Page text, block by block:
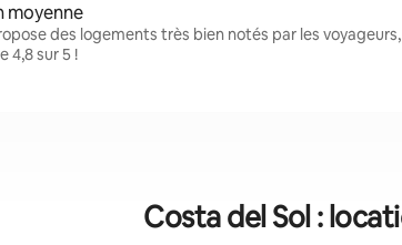
moyenne
des logements très bien notés par les
4,8 sur 5 !
Costa del Sol :